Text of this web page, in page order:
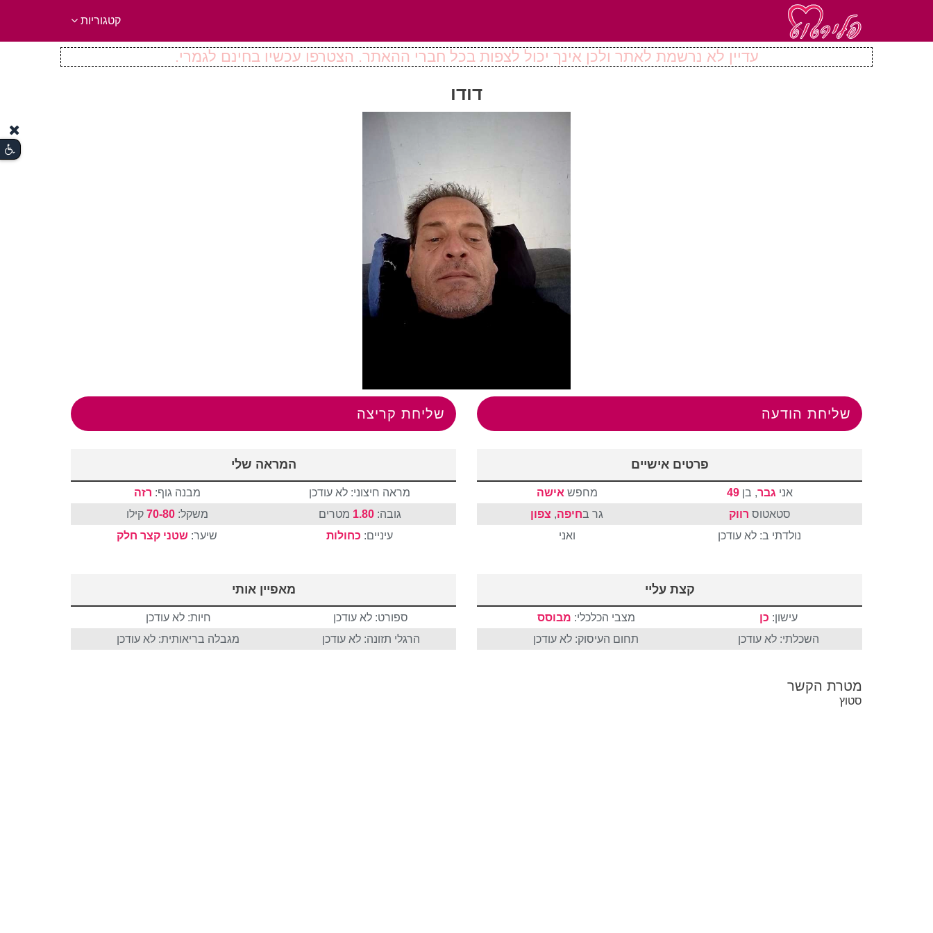
קטגוריות
עדיין לא נרשמת לאתר ולכן אינך יכול לצפות בכל חברי ההאתר. הצטרפו עכשיו בחינם לגמרי.
דודו
שליחת הודעה שליחת קריצה
פרטים אישיים
אני גבר, בן49 מחפש אישה
סטאטוס רווק גר בחיפה, צפון
נולדתי ב: לא עודכן
ואני
המראה שלי
מראה חיצוני: לא עודכן מבנה גוף: רזה
גובה:1.80 מטרים משקל:70-80 קילו
עיניים: כחולות שיער: שטני קצר חלק
קצת עליי
עישון: כן מצבי הכלכלי: מבוסס
השכלתי: לא עודכן
תחום העיסוק: לא עודכן
מאפיין אותי
ספורט: לא עודכן
חיות: לא עודכן
הרגלי תזונה: לא עודכן
מגבלה בריאותית: לא עודכן
מטרת הקשר
סטוץ